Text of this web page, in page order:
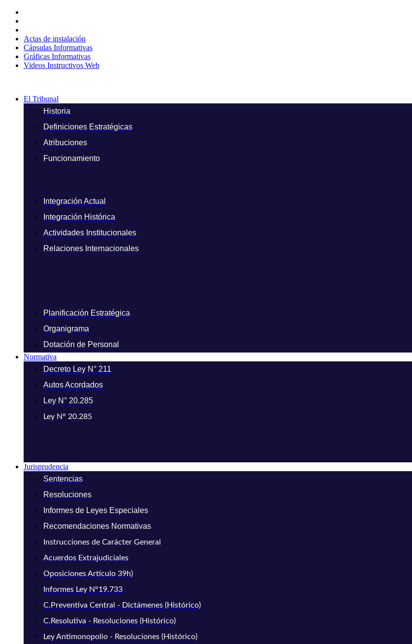
contenido
Actas de instalación
Cápsulas Informativas
Gráficas Informativas
Videos Instructivos Web
El Tribunal
Historia
Definiciones Estratégicas
Atribuciones
Funcionamiento
Integración Actual
Integración Histórica
Actividades Institucionales
Relaciones Internacionales
Planificación Estratégica
Organigrama
Dotación de Personal
Normativa
Decreto Ley N° 211
Autos Acordados
Ley N° 20.285
Ley N° 20.285
Jurisprudencia
Sentencias
Resoluciones
Informes de Leyes Especiales
Recomendaciones Normativas
Instrucciones de Carácter General
Acuerdos Extrajudiciales
Oposiciones Artículo 39h)
Informes Ley N°19.733
C.Preventiva Central - Dictámenes (Histórico)
C.Resolutiva - Resoluciones (Histórico)
Ley Antimonopolio - Resoluciones (Histórico)